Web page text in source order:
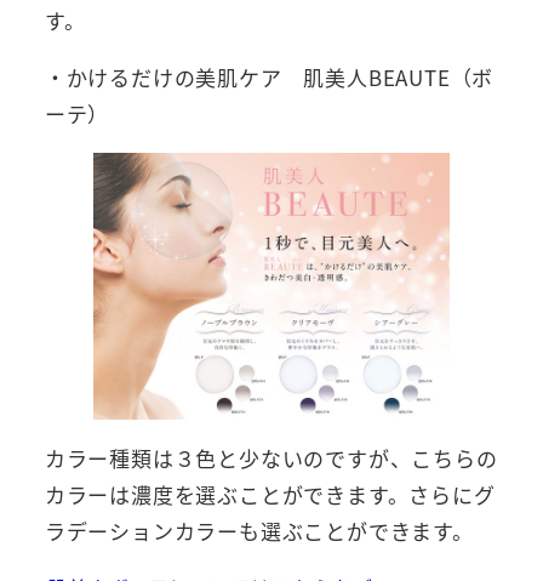
す。
・かけるだけの美肌ケア 肌美人BEAUTE（ボ
ーテ）
カラー種類は３色と少ないのですが、こちらの
カラーは濃度を選ぶことができます。さらにグ
ラデーションカラーも選ぶことができます。